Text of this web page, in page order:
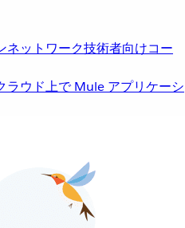
ネットワーク技術者向けコー
ラウド上で Mule アプリケーシ